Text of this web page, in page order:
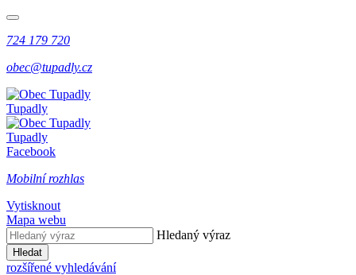
724 179 720
obec@tupadly.cz
Tupadly
Tupadly
Facebook
Mobilní rozhlas
Vytisknout
Mapa webu
Hledaný výraz
Hledat
rozšířené vyhledávání